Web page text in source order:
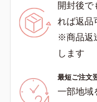
開封後で
れば返品
※商品返
します
最短ご注文
一部地域